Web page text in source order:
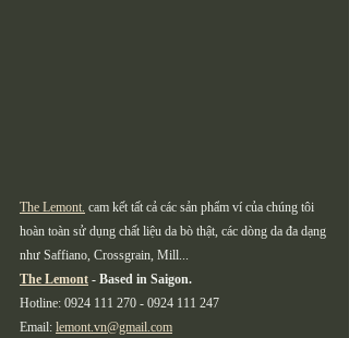
The Lemont. cam kết tất cả các sản phẩm ví của chúng tôi
hoàn toàn sử dụng chất liệu da bò thật, các dòng da đa dạng
như Saffiano, Crossgrain, Mill...
The Lemont - Based in Saigon.
Hotline: 0924 111 270 - 0924 111 247
Email: lemont.vn@gmail.com